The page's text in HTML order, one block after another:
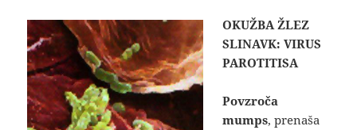
OKUŽBA ŽLEZ
SLINAVK: VIRUS
PAROTITISA
Povzroča
mumps, prenaša